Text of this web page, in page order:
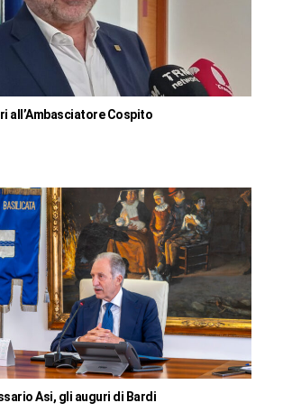
all’Ambasciatore Cospito
Asi, gli auguri di Bardi